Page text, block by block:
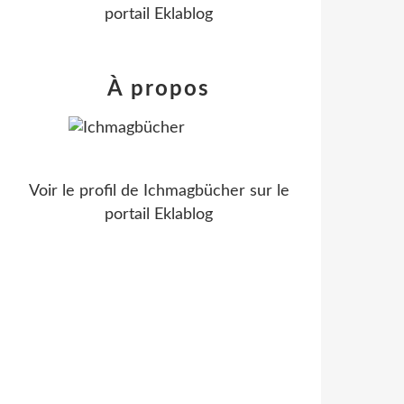
portail Eklablog
À propos
Voir le profil de Ichmagbüchersur le
portail Eklablog